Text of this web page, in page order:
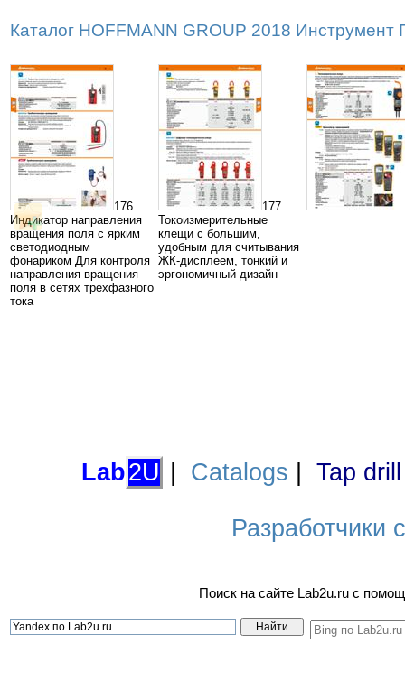
Каталог HOFFMANN GROUP 2018
176
Индикатор направления
вращения поля с ярким
светодиодным
фонариком Для контроля
направления вращения
поля в сетях трехфазного
тока
177
Токоизмерительные
клещи с большим,
удобным для считывания
ЖК-дисплеем, тонкий и
эргономичный дизайн
Lab2U Catalogs Tap
Разработчики
Поиск на сайте Lab2u.ru с